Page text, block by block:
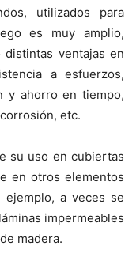
utilizados para
es muy amplio,
distintas ventajas en
a esfuerzos,
y ahorro en tiempo,
etc.
su uso en cubiertas
en otros elementos
a veces se
impermeables
madera.